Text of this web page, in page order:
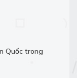
Quốc trong